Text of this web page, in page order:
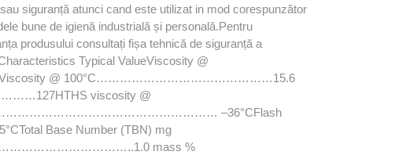
siguranță atunci cand este utilizat in mod corespunzător
bune de igienă industrială și personală.Pentru
produsului consultați fișa tehnică de siguranță a
Typical ValueViscosity @
@ 100°C………………………………………15.6
viscosity @
–36°CFlash
Base Number (TBN) mg
mass %